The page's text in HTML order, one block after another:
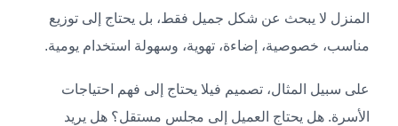
المنزل لا يبحث عن شكل جميل فقط، بل يحتاج إلى توزيع
مناسب، خصوصية، إضاءة، تهوية، وسهولة استخدام يومية.
على سبيل المثال، تصميم فيلا يحتاج إلى فهم احتياجات
الأسرة. هل يحتاج العميل إلى مجلس مستقل؟ هل يريد